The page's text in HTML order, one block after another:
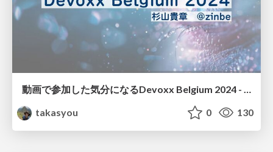
takasyou
0 130